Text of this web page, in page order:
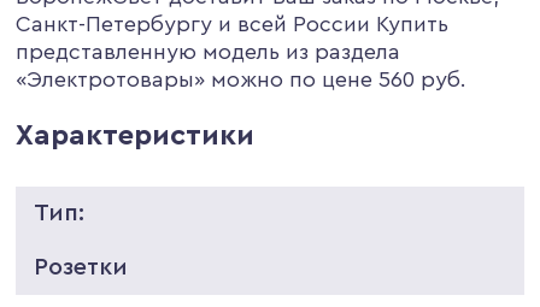
Санкт-Петербургу и всей России Купить
представленную модель из раздела
«Электротовары» можно по цене 560 руб.
Характеристики
Тип:
Розетки